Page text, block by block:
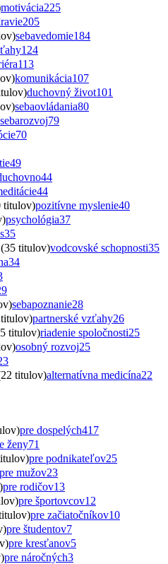
motivácia225
205
sebavedomie184
124
113
komunikácia107
duchovný život101
sebaovládania80
sebarozvoj79
70
49
44
44
titulov)pozitívne myslenie40
psychológia37
35
titulov)vodcovské schopnosti35
34
sebapoznanie28
partnerské vzťahy26
titulov)riadenie spoločnosti25
osobný rozvoj25
titulov)alternatívna medicína22
pre dospelých417
ženy71
pre podnikateľov25
pre mužov23
pre rodičov13
pre športovcov12
pre začiatočníkov10
pre študentov7
pre kresťanov5
pre náročných3